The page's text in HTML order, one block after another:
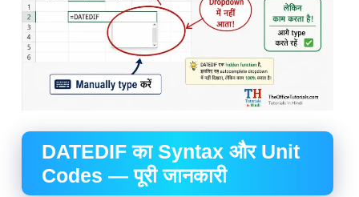
DATEDIF का Syntax और Unit
Codes — पूरी जानकारी